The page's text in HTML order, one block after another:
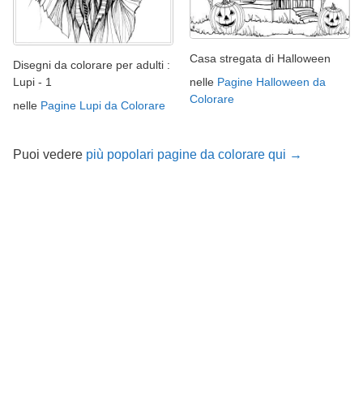
Disegni da colorare per adulti :
Lupi - 1
nelle Pagine Lupi da Colorare
Casa stregata di Halloween
nelle Pagine Halloween da
Colorare
Puoi vedere più popolari pagine da colorare qui →